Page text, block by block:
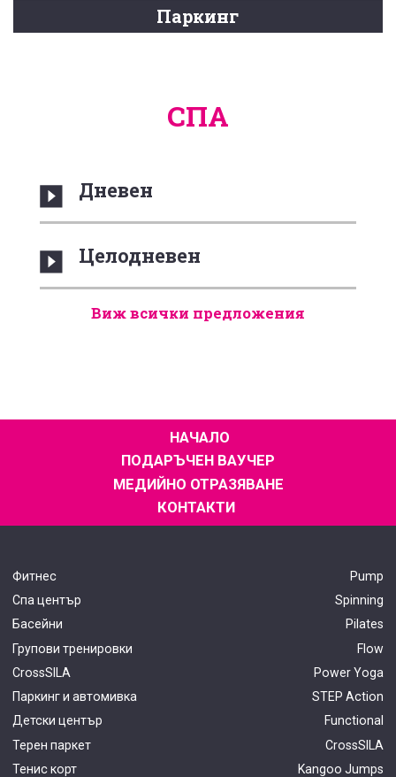
Паркинг
СПА
Дневен
Целодневен
Виж всички предложения
НАЧАЛО
ПОДАРЪЧЕН ВАУЧЕР
МЕДИЙНО ОТРАЗЯВАНЕ
КОНТАКТИ
Фитнес
Спа център
Басейни
Групови тренировки
CrossSILA
Паркинг и автомивка
Детски център
Терен паркет
Тенис корт
Pump
Spinning
Pilates
Flow
Power Yoga
STEP Action
Functional
CrossSILA
Kangoo Jumps